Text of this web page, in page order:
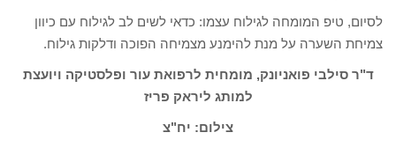
לסיום, טיפ המומחה לגילוח עצמו: כדאי לשים לב לגילוח עם כיוון
צמיחת השערה על מנת להימנע מצמיחה הפוכה ודלקות גילוח.
ד"ר סילבי פואניונק, מומחית לרפואת עור ופלסטיקה ויועצת
למותג ליראק פריז
צילום: יח"צ